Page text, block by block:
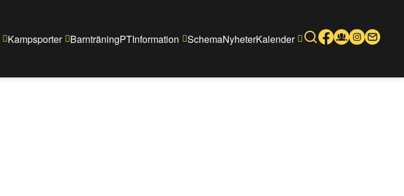
Kampsporter BarnträningPTInformation SchemaNyheterKalender